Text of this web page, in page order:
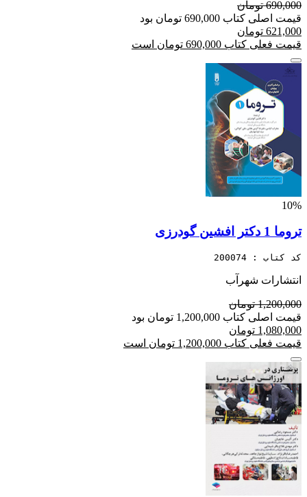
690,000 تومان
قیمت اصلی کتاب 690,000 تومان بود
621,000 تومان
قیمت فعلی کتاب 690,000 تومان است
10%
تروما 1 دکتر افشین گودرزی
کد کتاب : 200074
انتشارات شهرآب
1,200,000 تومان
قیمت اصلی کتاب 1,200,000 تومان بود
1,080,000 تومان
قیمت فعلی کتاب 1,200,000 تومان است